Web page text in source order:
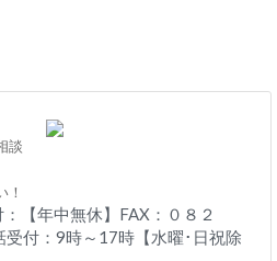
談
【年中無休】FAX：０８２
受付：9時～17時【水曜･日祝除